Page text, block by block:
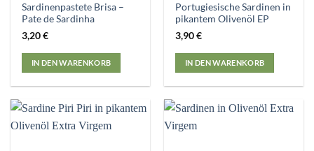
Sardinenpastete Brisa –
Pate de Sardinha
3,20€
IN DEN WARENKORB
Portugiesische Sardinen in
pikantem Olivenöl EP
3,90€
IN DEN WARENKORB